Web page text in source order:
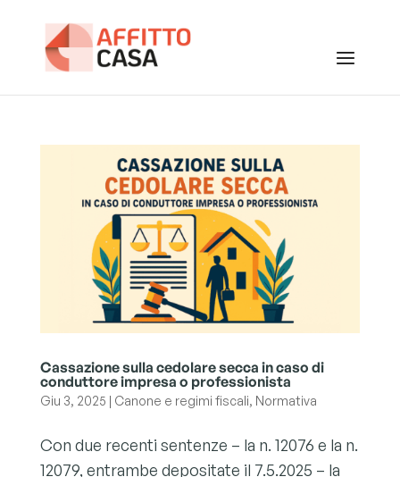
Cassazione sulla cedolare secca in caso di
conduttore impresa o professionista
Giu 3, 2025 | Canone e regimi fiscali, Normativa
Con due recenti sentenze – la n. 12076 e la n.
12079, entrambe depositate il 7.5.2025 – la